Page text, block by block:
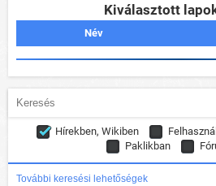
Kiválasztott
Név
Hírekben, Wikiben
Paklikban
További keresési lehetőségek